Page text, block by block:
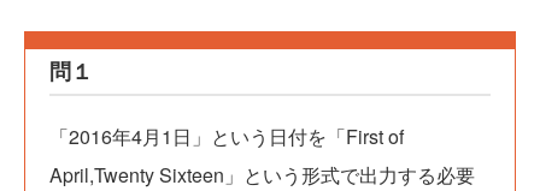
問１
「2016年4月1日」という日付を「First of
April,Twenty Sixteen」という形式で出力する必要